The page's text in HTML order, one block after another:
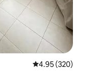
平均评分 4.95
4.95 (320)